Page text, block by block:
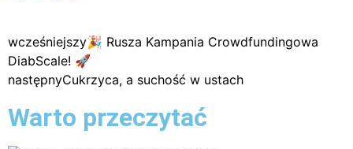
wcześniejszy🎉 Rusza Kampania Crowdfundingowa
DiabScale! 🚀
następnyCukrzyca, a suchość w ustach
Warto przeczytać